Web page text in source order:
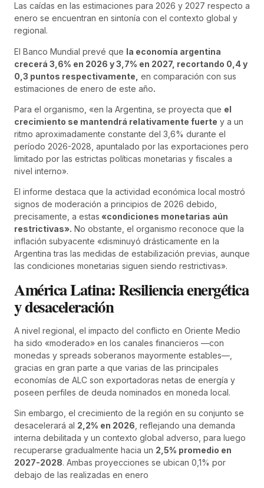
Las caídas en las estimaciones para 2026 y 2027 respecto a
enero se encuentran en sintonía con el contexto global y
regional.
El Banco Mundial prevé que la economía argentina
crecerá 3,6% en 2026 y 3,7% en 2027, recortando 0,4 y
0,3 puntos respectivamente, en comparación con sus
estimaciones de enero de este año.
Para el organismo, «en la Argentina, se proyecta que el
crecimiento se mantendrá relativamente fuerte y a un
ritmo aproximadamente constante del 3,6% durante el
período 2026-2028, apuntalado por las exportaciones pero
limitado por las estrictas políticas monetarias y fiscales a
nivel interno».
El informe destaca que la actividad económica local mostró
signos de moderación a principios de 2026 debido,
precisamente, a estas «condiciones monetarias aún
restrictivas». No obstante, el organismo reconoce que la
inflación subyacente «disminuyó drásticamente en la
Argentina tras las medidas de estabilización previas, aunque
las condiciones monetarias siguen siendo restrictivas».
América Latina: Resiliencia energética
y desaceleración
A nivel regional, el impacto del conflicto en Oriente Medio
ha sido «moderado» en los canales financieros —con
monedas y spreads soberanos mayormente estables—,
gracias en gran parte a que varias de las principales
economías de ALC son exportadoras netas de energía y
poseen perfiles de deuda nominados en moneda local.
Sin embargo, el crecimiento de la región en su conjunto se
desacelerará al 2,2% en 2026 , reflejando una demanda
interna debilitada y un contexto global adverso, para luego
recuperarse gradualmente hacia un 2,5% promedio en
2027-2028. Ambas proyecciones se ubican 0,1% por
debajo de las realizadas en enero